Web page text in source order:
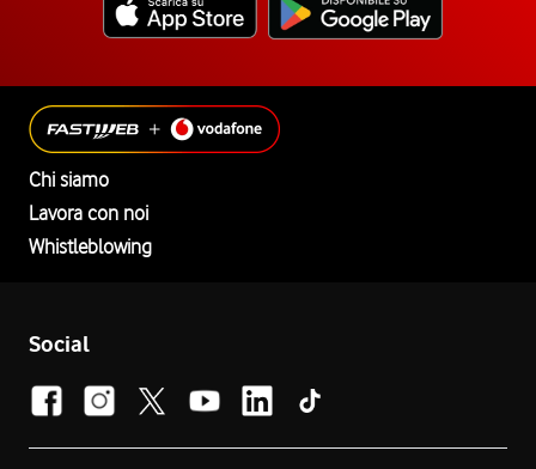
Chi siamo
Lavora con noi
Whistleblowing
Social